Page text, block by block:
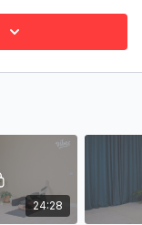
24:28